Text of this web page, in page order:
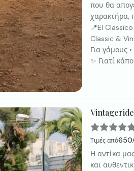
που θα
χαρακτήρα,
📍El Classico
Classic &
Για γάμους
✨ Γιατί
Vintageride
Τιμές από
Η αντίκα
και